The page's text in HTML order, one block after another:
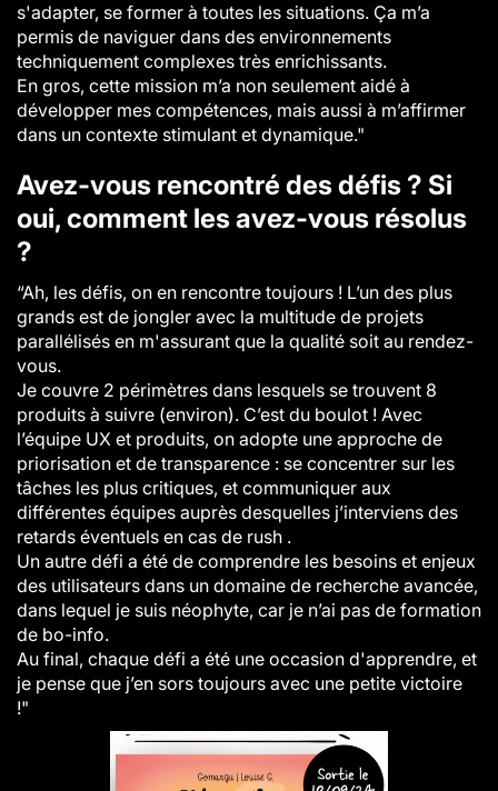
s'adapter, se former à toutes les situations. Ça m’a
permis de naviguer dans des environnements
techniquement complexes très enrichissants.
En gros, cette mission m’a non seulement aidé à
développer mes compétences, mais aussi à m’affirmer
dans un contexte stimulant et dynamique."
Avez-vous rencontré des défis ? Si
oui, comment les avez-vous résolus
?
“Ah, les défis, on en rencontre toujours ! L’un des plus
grands est de jongler avec la multitude de projets
parallélisés en m'assurant que la qualité soit au rendez-
vous.
Je couvre 2 périmètres dans lesquels se trouvent 8
produits à suivre (environ). C’est du boulot ! Avec
l’équipe UX et produits, on adopte une approche de
priorisation et de transparence : se concentrer sur les
tâches les plus critiques, et communiquer aux
différentes équipes auprès desquelles j’interviens des
retards éventuels en cas de rush .
Un autre défi a été de comprendre les besoins et enjeux
des utilisateurs dans un domaine de recherche avancée,
dans lequel je suis néophyte, car je n’ai pas de formation
de bo-info.
Au final, chaque défi a été une occasion d'apprendre, et
je pense que j’en sors toujours avec une petite victoire
!"